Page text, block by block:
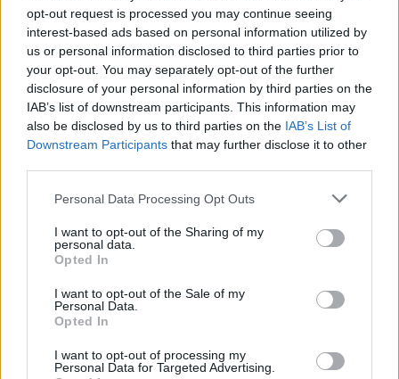
opt-out request is processed you may continue seeing
interest-based ads based on personal information utilized by
us or personal information disclosed to third parties prior to
your opt-out. You may separately opt-out of the further
disclosure of your personal information by third parties on the
IAB’s list of downstream participants. This information may
also be disclosed by us to third parties on the IAB’s List of
Downstream Participants that may further disclose it to other
Personal Data Processing Opt Outs
I want to opt-out of the Sharing of my
personal data.
Opted In
I want to opt-out of the Sale of my
Personal Data.
Opted In
I want to opt-out of processing my
Personal Data for Targeted Advertising.
ακροδεξιά επωφελείται από την αδυναμία
διαχείρισης του προβλήματος τόσο από την
κυβέρνηση όσο και – όπως αποδείχθηκε προχθές
στη Γρανάδα – από την Ευρωπαϊκή Ένωση.
Στο στρατόπεδο της Χριστιανικής Ένωσης
(CDU/CSU), οι δύο αναμενόμενες νίκες από τη μία
πλευρά θα δώσουν μια ανάσα στον αρχηγό του
CDU Φρίντριχ Μερτς, ο οποίος το τελευταίο
διάστημα συλλέγει ατυχείς δηλώσεις και κριτική,
από την άλλη πλευρά όμως θα διατηρήσουν τον
αρχηγό της CSU Μάρκους Ζέντερ ως πιθανό